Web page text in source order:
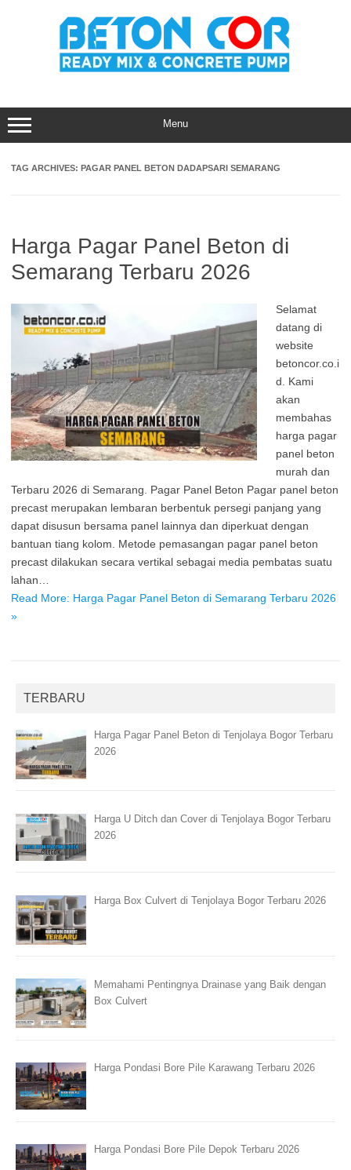
Menu
TAG ARCHIVES: PAGAR PANEL BETON DADAPSARI SEMARANG
Harga Pagar Panel Beton di
Semarang Terbaru 2026
Selamat
datang di
website
betoncor.co.i
d. Kami
akan
membahas
harga pagar
panel beton
murah dan
Terbaru 2026 di Semarang. Pagar Panel Beton Pagar panel beton
precast merupakan lembaran berbentuk persegi panjang yang
dapat disusun bersama panel lainnya dan diperkuat dengan
bantuan tiang kolom. Metode pemasangan pagar panel beton
precast dilakukan secara vertikal sebagai media pembatas suatu
lahan…
Read More: Harga Pagar Panel Beton di Semarang Terbaru 2026
»
TERBARU
Harga Pagar Panel Beton di Tenjolaya Bogor Terbaru
2026
Harga U Ditch dan Cover di Tenjolaya Bogor Terbaru
2026
Harga Box Culvert di Tenjolaya Bogor Terbaru 2026
Memahami Pentingnya Drainase yang Baik dengan
Box Culvert
Harga Pondasi Bore Pile Karawang Terbaru 2026
Harga Pondasi Bore Pile Depok Terbaru 2026